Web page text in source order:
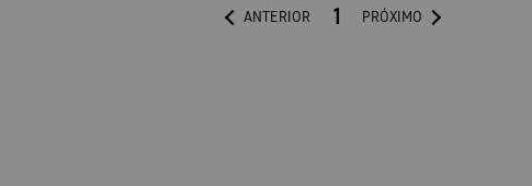
ANTERIOR 1 PRÓXIMO